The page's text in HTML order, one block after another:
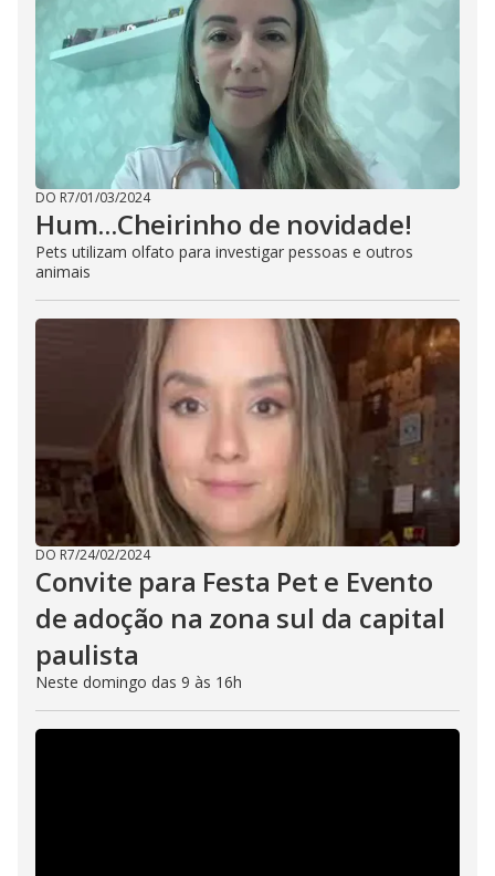
DO R7/01/03/2024
Hum...Cheirinho de novidade!
Pets utilizam olfato para investigar pessoas e outros
animais
DO R7/24/02/2024
Convite para Festa Pet e Evento
de adoção na zona sul da capital
paulista
Neste domingo das 9 às 16h